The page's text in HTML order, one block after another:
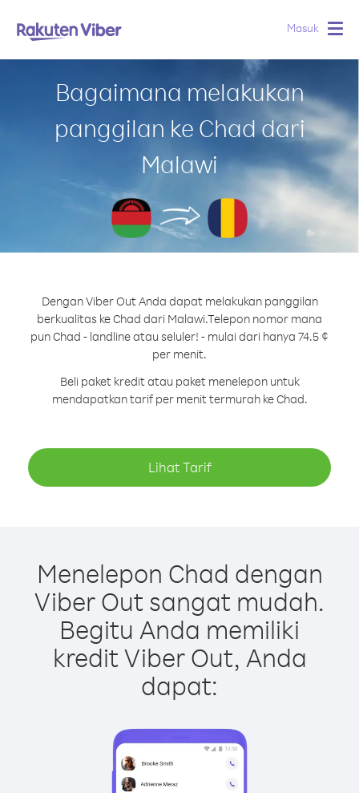
Masuk
Bagaimana melakukan
panggilan ke Chad dari
Malawi
Dengan Viber Out Anda dapat melakukan panggilan
berkualitas ke Chad dari Malawi.Telepon nomor mana
pun Chad - landline atau seluler! - mulai dari hanya 74.5 ¢
per menit.
Beli paket kredit atau paket menelepon untuk
mendapatkan tarif per menit termurah ke Chad.
Lihat Tarif
Menelepon Chad dengan
Viber Out sangat mudah.
Begitu Anda memiliki
kredit Viber Out, Anda
dapat: